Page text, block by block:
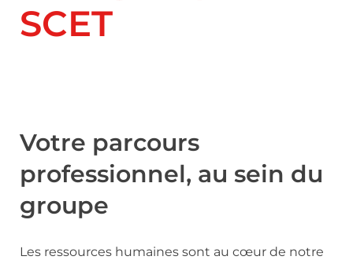
SCET
Votre parcours
professionnel, au sein du
groupe
Les ressources humaines sont au cœur de notre